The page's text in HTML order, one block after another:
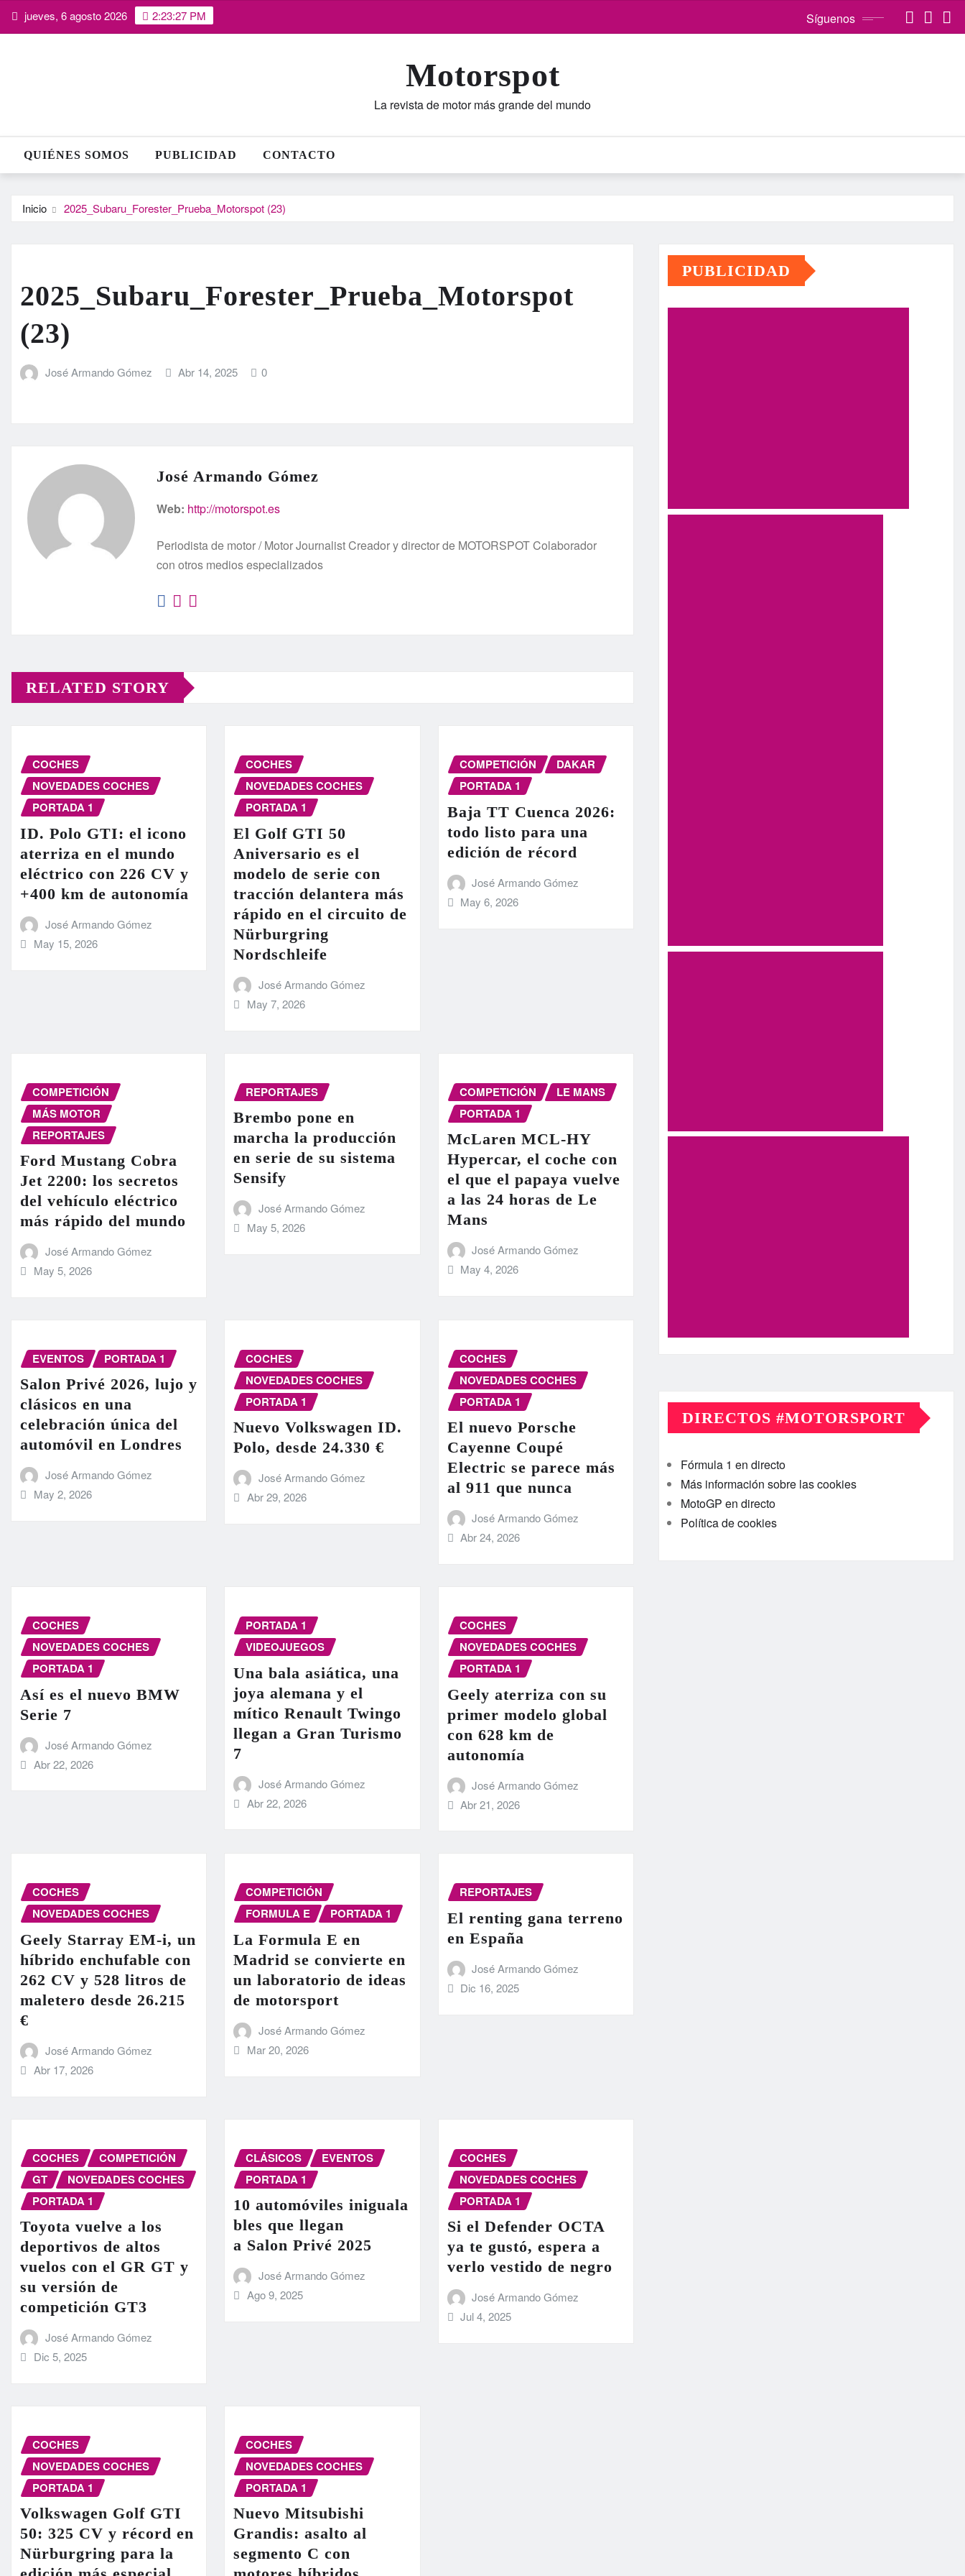
Saltarjueves, 6 agosto 2026 2:23:28 PM Síguenos
Motorspot
La revista de motor más grande del mundo
QUIÉNES SOMOS PUBLICIDAD CONTACTO
Inicio 2025_Subaru_Forester_Prueba_Motorspot (23)
2025_Subaru_Forester_Prueba_Motorspot
(23)
José Armando Gómez Abr 14, 2025 0
José Armando Gómez
Web: http://motorspot.es
Periodista de motor / Motor Journalist Creador y director de MOTORSPOT Colaborador
con otros medios especializados
RELATED STORY
COCHES
NOVEDADES COCHES
PORTADA 1
ID. Polo GTI: el icono
aterriza en el mundo
eléctrico con 226 CV y
+400 km de autonomía
José Armando Gómez
May 15, 2026
COCHES
NOVEDADES COCHES
PORTADA 1
El Golf GTI 50
Aniversario es el
modelo de serie con
tracción delantera más
rápido en el circuito de
Nürburgring
Nordschleife
José Armando Gómez
May 7, 2026
COMPETICIÓN
DAKAR
PORTADA 1
Baja TT Cuenca 2026:
todo listo para una
edición de récord
José Armando Gómez
May 6, 2026
COMPETICIÓN
MÁS MOTOR
REPORTAJES
Ford Mustang Cobra
Jet 2200: los secretos
del vehículo eléctrico
más rápido del mundo
José Armando Gómez
May 5, 2026
REPORTAJES
Brembo pone en
marcha la producción
en serie de su sistema
Sensify
José Armando Gómez
May 5, 2026
COMPETICIÓN
LE MANS
PORTADA 1
McLaren MCL-HY
Hypercar, el coche con
el que el papaya vuelve
a las 24 horas de Le
Mans
José Armando Gómez
May 4, 2026
EVENTOS PORTADA 1
Salon Privé 2026, lujo y
clásicos en una
celebración única del
automóvil en Londres
José Armando Gómez
May 2, 2026
COCHES
NOVEDADES COCHES
PORTADA 1
Nuevo Volkswagen ID.
Polo, desde 24.330 €
José Armando Gómez
Abr 29, 2026
COCHES
NOVEDADES COCHES
PORTADA 1
El nuevo Porsche
Cayenne Coupé
Electric se parece más
al 911 que nunca
José Armando Gómez
Abr 24, 2026
COCHES
NOVEDADES COCHES
PORTADA 1
Así es el nuevo BMW
Serie 7
José Armando Gómez
Abr 22, 2026
PORTADA 1
VIDEOJUEGOS
Una bala asiática, una
joya alemana y el
mítico Renault Twingo
llegan a Gran Turismo
7
José Armando Gómez
Abr 22, 2026
COCHES
NOVEDADES COCHES
PORTADA 1
Geely aterriza con su
primer modelo global
con 628 km de
autonomía
José Armando Gómez
Abr 21, 2026
COCHES
NOVEDADES COCHES
Geely Starray EM-i, un
híbrido enchufable con
262 CV y 528 litros de
maletero desde 26.215
€
José Armando Gómez
Abr 17, 2026
COMPETICIÓN
FORMULA E
PORTADA 1
La Formula E en
Madrid se convierte en
un laboratorio de ideas
de motorsport
José Armando Gómez
Mar 20, 2026
REPORTAJES
El renting gana terreno
en España
José Armando Gómez
Dic 16, 2025
COCHES
COMPETICIÓN
GT
NOVEDADES COCHES
PORTADA 1
Toyota vuelve a los
deportivos de altos
vuelos con el GR GT y
su versión de
competición GT3
José Armando Gómez
Dic 5, 2025
CLÁSICOS
EVENTOS
PORTADA 1
10 automóviles iniguala
bles que llegan
a Salon Privé 2025
José Armando Gómez
Ago 9, 2025
COCHES
NOVEDADES COCHES
PORTADA 1
Si el Defender OCTA
ya te gustó, espera a
verlo vestido de negro
José Armando Gómez
Jul 4, 2025
COCHES
NOVEDADES COCHES
PORTADA 1
Volkswagen Golf GTI
50: 325 CV y récord en
Nürburgring para la
COCHES
NOVEDADES COCHES
PORTADA 1
Nuevo Mitsubishi
Grandis: asalto al
segmento C con
PUBLICIDAD
DIRECTOS #MOTORSPORT
Fórmula 1 en directo
Más información sobre las cookies
MotoGP en directo
Política de cookies